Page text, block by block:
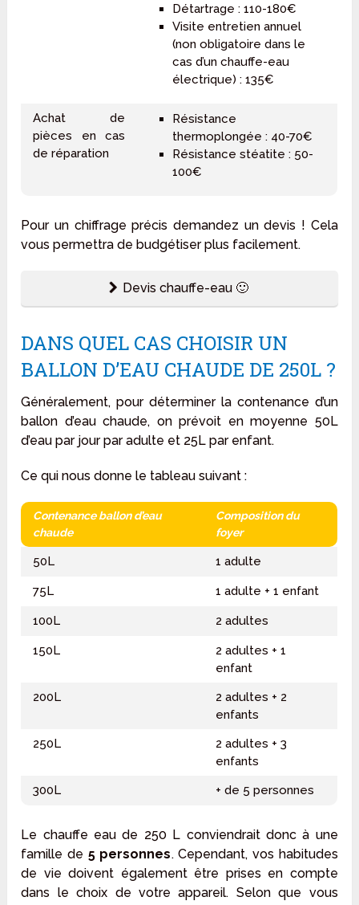
Détartrage : 110-180€
Visite entretien annuel
(non obligatoire dans le
cas d’un chauffe-eau
électrique) : 135€
Achat de
pièces en cas
de réparation
Résistance
thermoplongée : 40-70€
Résistance stéatite : 50-
100€
Pour un chiffrage précis demandez un devis ! Cela
vous permettra de budgétiser plus facilement.
Devis chauffe-eau 🙂
DANS QUEL CAS CHOISIR UN
BALLON D’EAU CHAUDE DE 250L ?
Généralement, pour déterminer la contenance d’un
ballon d’eau chaude, on prévoit en moyenne 50L
d’eau par jour par adulte et 25L par enfant.
Ce qui nous donne le tableau suivant :
Contenance ballon d’eau
chaude
Composition du
foyer
50L 1 adulte
75L 1 adulte + 1 enfant
100L 2 adultes
150L
2 adultes + 1
enfant
200L
2 adultes + 2
enfants
250L
2 adultes + 3
enfants
300L
+ de 5 personnes
Le chauffe eau de 250 L conviendrait donc à une
famille de 5 personnes. Cependant, vos habitudes
de vie doivent également être prises en compte
dans le choix de votre appareil. Selon que vous